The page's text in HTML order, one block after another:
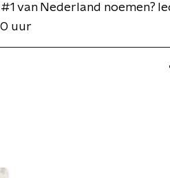
van Nederland noemen?
uur